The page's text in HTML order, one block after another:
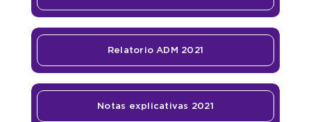
Relatorio ADM 2021
Notas explicativas 2021